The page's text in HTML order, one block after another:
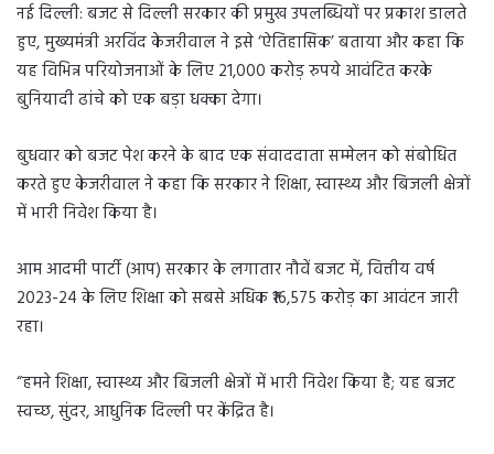
नई दिल्ली: बजट से दिल्ली सरकार की प्रमुख उपलब्धियों पर प्रकाश डालते
हुए, मुख्यमंत्री अरविंद केजरीवाल ने इसे ‘ऐतिहासिक’ बताया और कहा कि
यह विभिन्न परियोजनाओं के लिए 21,000 करोड़ रुपये आवंटित करके
बुनियादी ढांचे को एक बड़ा धक्का देगा।
बुधवार को बजट पेश करने के बाद एक संवाददाता सम्मेलन को संबोधित
करते हुए केजरीवाल ने कहा कि सरकार ने शिक्षा, स्वास्थ्य और बिजली क्षेत्रों
में भारी निवेश किया है।
आम आदमी पार्टी (आप) सरकार के लगातार नौवें बजट में, वित्तीय वर्ष
2023-24 के लिए शिक्षा को सबसे अधिक ₹16,575 करोड़ का आवंटन जारी
रहा।
“हमने शिक्षा, स्वास्थ्य और बिजली क्षेत्रों में भारी निवेश किया है; यह बजट
स्वच्छ, सुंदर, आधुनिक दिल्ली पर केंद्रित है।